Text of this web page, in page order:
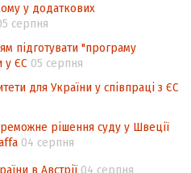
у додаткових
серпня
підготувати "програму
у ЄС 05 серпня
для України у співпраці з ЄС
рішення суду у Швеції
04 серпня
в Австрії 04 серпня